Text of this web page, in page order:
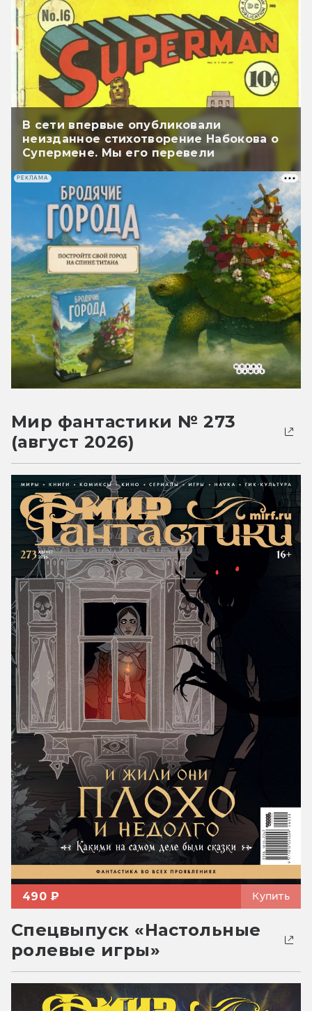
В сети впервые опубликовали
неизданное стихотворение Набокова о
Супермене. Мы его перевели
РЕКЛАМА
Мир фантастики № 273
(август 2026)
490 ₽ Купить
Спецвыпуск «Настольные
ролевые игры»